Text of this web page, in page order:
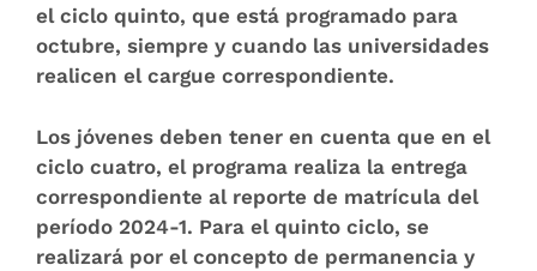
el ciclo quinto, que está programado para
octubre, siempre y cuando las universidades
realicen el cargue correspondiente.
Los jóvenes deben tener en cuenta que en el
ciclo cuatro, el programa realiza la entrega
correspondiente al reporte de matrícula del
período 2024-1. Para el quinto ciclo, se
realizará por el concepto de permanencia y